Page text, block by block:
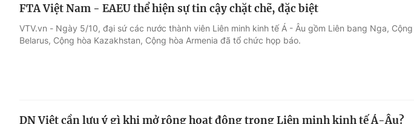
FTA Việt Nam - EAEU thể hiện sự tin cậy chặt chẽ, đặc biệt
VTV.vn - Ngày 5/10, đại sứ các nước thành viên Liên minh kinh tế Á - Âu gồm Liên bang Nga, Cộng
Belarus, Cộng hòa Kazakhstan, Cộng hòa Armenia đã tổ chức họp báo.
DN Việt cần lưu ý gì khi mở rộng hoạt động trong Liên minh kinh tế Á-Âu?